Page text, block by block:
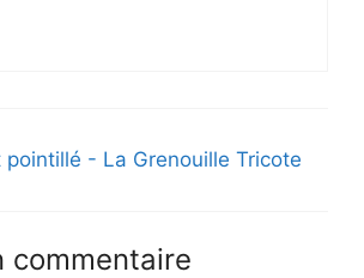
pointillé - La Grenouille Tricote
commentaire